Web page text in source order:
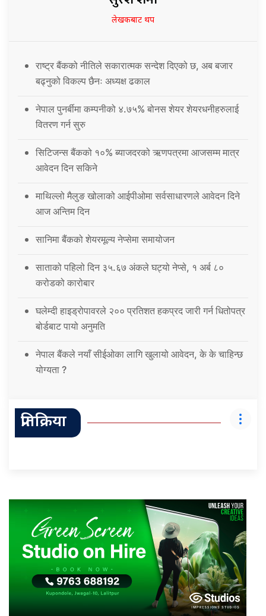
लेखकबाट थप
राष्ट्र बैंकको नीतिले सकारात्मक सन्देश दिएको छ, अब बजार
बढ्नुको विकल्प छैनः अध्यक्ष ढकाल
नेपाल पुनर्बीमा कम्पनीको ४.७५% बोनस शेयर शेयरधनीहरुलाई
वितरण गर्न सुरु
सिटिजन्स बैंकको १०% ब्याजदरको ऋणपत्रमा आजसम्म मात्र
आवेदन दिन सकिने
माथिल्लो मैलुङ खोलाको आईपीओमा सर्वसाधारणले आवेदन दिने
आज अन्तिम दिन
सानिमा बैंकको शेयरमूल्य नेप्सेमा समायोजन
साताको पहिलो दिन ३५.६७ अंकले घट्यो नेप्से, १ अर्ब ८०
करोडको कारोबार
घलेम्दी हाइड्रोपावरले २०० प्रतिशत हकप्रद जारी गर्न धितोपत्र
बोर्डबाट पायो अनुमति
नेपाल बैंकले नयाँ सीईओका लागि खुलायो आवेदन, के के चाहिन्छ
योग्यता ?
प्रतिक्रिया